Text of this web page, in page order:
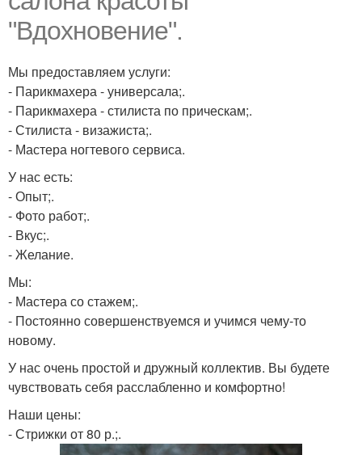
"Вдохновение".
Мы предоставляем услуги:
- Парикмахера - универсала;.
- Парикмахера - стилиста по прическам;.
- Стилиста - визажиста;.
- Мастера ногтевого сервиса.
У нас есть:
- Опыт;.
- Фото работ;.
- Вкус;.
- Желание.
Мы:
- Мастера со стажем;.
- Постоянно совершенствуемся и учимся чему-то
новому.
У нас очень простой и дружный коллектив. Вы будете
чувствовать себя расслабленно и комфортно!
Наши цены:
- Стрижки от 80 р.;.